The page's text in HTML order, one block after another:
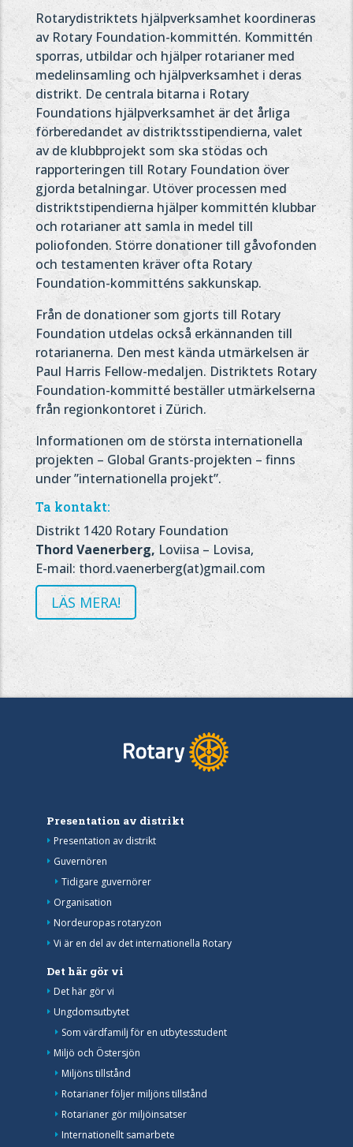
Rotarydistriktets hjälpverksamhet koordineras
av Rotary Foundation-kommittén. Kommittén
sporras, utbildar och hjälper rotarianer med
medelinsamling och hjälpverksamhet i deras
distrikt. De centrala bitarna i Rotary
Foundations hjälpverksamhet är det årliga
förberedandet av distriktsstipendierna, valet
av de klubbprojekt som ska stödas och
rapporteringen till Rotary Foundation över
gjorda betalningar. Utöver processen med
distriktstipendierna hjälper kommittén klubbar
och rotarianer att samla in medel till
poliofonden. Större donationer till gåvofonden
och testamenten kräver ofta Rotary
Foundation-kommitténs sakkunskap.
Från de donationer som gjorts till Rotary
Foundation utdelas också erkännanden till
rotarianerna. Den mest kända utmärkelsen är
Paul Harris Fellow-medaljen. Distriktets Rotary
Foundation-kommitté beställer utmärkelserna
från regionkontoret i Zürich.
Informationen om de största internationella
projekten – Global Grants-projekten – finns
under ”internationella projekt”.
Ta kontakt:
Distrikt 1420 Rotary Foundation
Thord Vaenerberg, Loviisa – Lovisa,
E-mail: thord.vaenerberg(at)gmail.com
LÄS MERA!
Presentation av distrikt
Presentation av distrikt
Guvernören
Tidigare guvernörer
Organisation
Nordeuropas rotaryzon
Vi är en del av det internationella Rotary
Det här gör vi
Det här gör vi
Ungdomsutbytet
Som värdfamilj för en utbytesstudent
Miljö och Östersjön
Miljöns tillstånd
Rotarianer följer miljöns tillstånd
Rotarianer gör miljöinsatser
Internationellt samarbete